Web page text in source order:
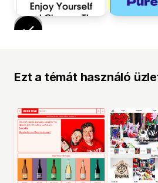
Ezt a témát használó